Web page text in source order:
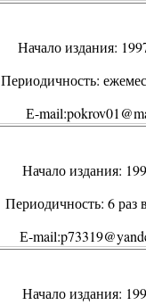
Начало издания:
Периодичность:
Е-mail:pokrov01@
Начало издания:
Периодичность: 6 раз
Е-mail:p73319@
Начало издания: